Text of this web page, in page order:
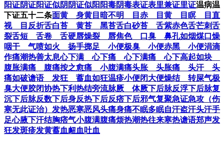
阳证阴证阳证似阴 阴证似阳 阳毒阴毒表证表里兼证里证温病温
下证五十二条面黄 身黄 目暗不明 目赤 目黄 目瞑 目直
视 目反折舌白苔 黄苔 黑苔舌白砂苔 舌紫赤色舌芒刺舌
裂舌短 舌卷 舌硬唇燥裂 唇焦色 口臭 鼻孔如烟煤口燥
咽干 气喷如火 扬手掷足 小便极臭 小便赤黑 小便涓滴
作痛潮热善太息心下满 心下痛 心下满痛 心下高起如块
腹胀满痛 腹痛按之愈痛 小腹满痛头胀 头胀痛 头汗 头
痛如破谵语 发狂 蓄血如狂温疹小便闭大便燥结 转屎气极
臭大便胶闭协热下利热结旁流脉厥 体厥下后脉反浮下后脉复
沉下后脉反数下后身反热下后反痞下后邪气复聚急证急攻（伤
寒无此证治） 发热恶寒恶风头痛身痛不眠多眠自汗盗汗头汗手
足心腋下汗结胸痞气小腹满腹痛烦热潮热往来寒热谵语郑声发
狂发斑疹发黄蓄血衄血 吐血